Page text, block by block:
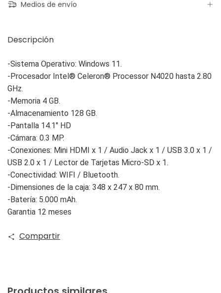
Medios de envío
Descripción
-Sistema Operativo: Windows 11.
-Procesador Intel® Celeron® Processor N4020 hasta 2.80
GHz.
-Memoria 4 GB.
-Almacenamiento 128 GB.
-Pantalla 14.1" HD
-Cámara: 0.3 MP.
-Conexiones: Mini HDMI x 1 / Audio Jack x 1 / USB 3.0 x 1 /
USB 2.0 x 1 / Lector de Tarjetas Micro-SD x 1.
-Conectividad: WIFI / Bluetooth.
-Dimensiones de la caja: 348 x 247 x 80 mm.
-Batería: 5.000 mAh.
Garantia 12 meses
Compartir